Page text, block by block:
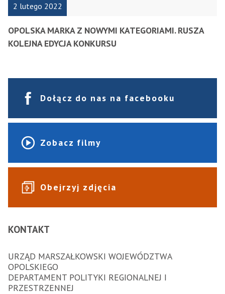
2 lutego 2022
OPOLSKA MARKA Z NOWYMI KATEGORIAMI. RUSZA
KOLEJNA EDYCJA KONKURSU
Dołącz do nas na facebooku
Zobacz filmy
Obejrzyj zdjęcia
KONTAKT
URZĄD MARSZAŁKOWSKI WOJEWÓDZTWA
OPOLSKIEGO
DEPARTAMENT POLITYKI REGIONALNEJ I
PRZESTRZENNEJ